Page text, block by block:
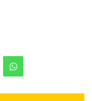
WhatsApp